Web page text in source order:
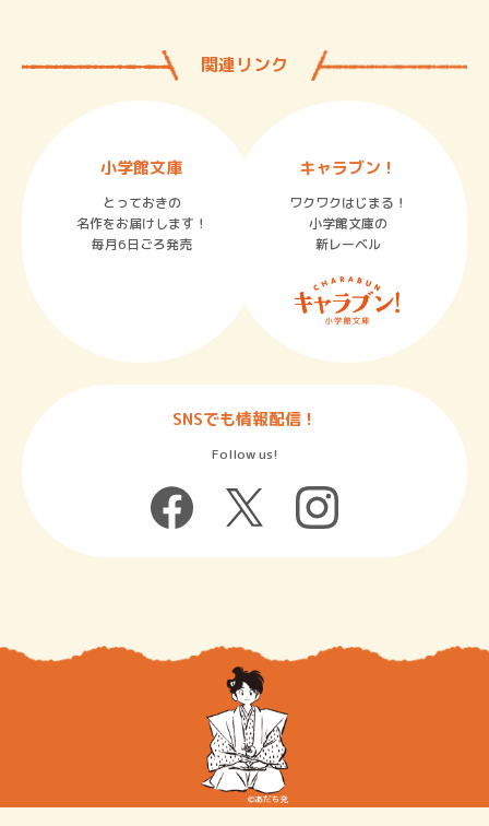
関連リンク
小学館文庫
とっておきの
名作をお届けします！
毎月6日ごろ発売
キャラブン！
ワクワクはじまる！
小学館文庫の
新レーベル
SNSでも情報配信！
Follow us!